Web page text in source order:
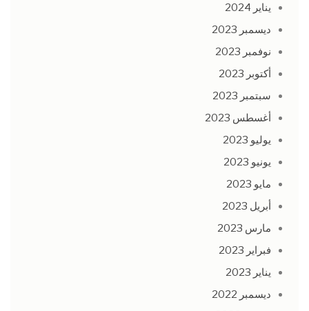
يناير 2024
ديسمبر 2023
نوفمبر 2023
أكتوبر 2023
سبتمبر 2023
أغسطس 2023
يوليو 2023
يونيو 2023
مايو 2023
أبريل 2023
مارس 2023
فبراير 2023
يناير 2023
ديسمبر 2022